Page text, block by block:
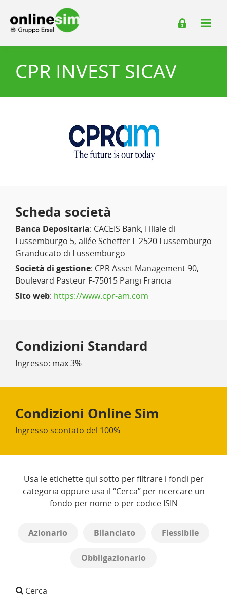
CPR INVEST SICAV
Scheda società
Banca Depositaria: CACEIS Bank, Filiale di
Lussemburgo 5, allée Scheffer L-2520 Lussemburgo
Granducato di Lussemburgo
Società di gestione: CPR Asset Management 90,
Boulevard Pasteur F-75015 Parigi Francia
Sito web: https://www.cpr-am.com
Condizioni Standard
Ingresso: max 3%
Condizioni Online Sim
Ingresso scontato del 100%
Usa le etichette qui sotto per filtrare i fondi per
categoria oppure usa il “Cerca” per ricercare un
fondo per nome o per codice ISIN
Azionario Bilanciato Flessibile
Obbligazionario
Cerca